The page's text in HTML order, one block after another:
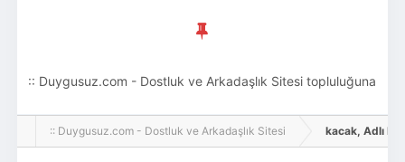
:: Duygusuz.com - Dostluk ve Arkadaşlık Sitesi topluluğuna
hoş geldin ziyaretçi! Aramıza katılmak istersen kayıt
:: Duygusuz.com - Dostluk ve Arkadaşlık Sitesi kacak, Adlı